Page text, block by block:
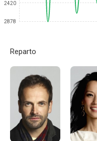
2420
2878
Reparto